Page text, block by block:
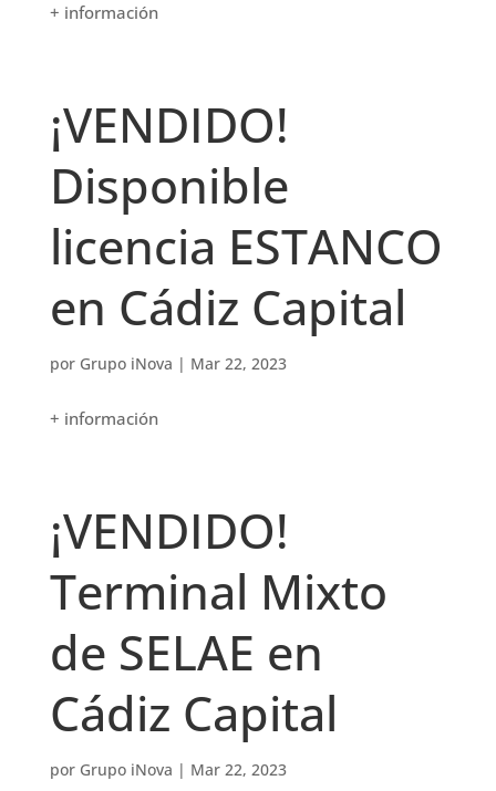
+ información
¡VENDIDO!
Disponible
licencia ESTANCO
en Cádiz Capital
por Grupo iNova | Mar 22, 2023
+ información
¡VENDIDO!
Terminal Mixto
de SELAE en
Cádiz Capital
por Grupo iNova | Mar 22, 2023